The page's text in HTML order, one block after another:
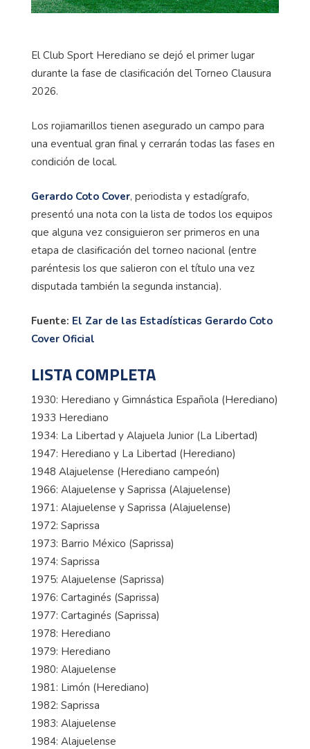
El Club Sport Herediano se dejó el primer lugar
durante la fase de clasificación del Torneo Clausura
2026.
Los rojiamarillos tienen asegurado un campo para
una eventual gran final y cerrarán todas las fases en
condición de local.
Gerardo Coto Cover, periodista y estadígrafo,
presentó una nota con la lista de todos los equipos
que alguna vez consiguieron ser primeros en una
etapa de clasificación del torneo nacional (entre
paréntesis los que salieron con el título una vez
disputada también la segunda instancia).
Fuente: El Zar de las Estadísticas Gerardo Coto
Cover Oficial
LISTA COMPLETA
1930: Herediano y Gimnástica Española (Herediano)
1933 Herediano
1934: La Libertad y Alajuela Junior (La Libertad)
1947: Herediano y La Libertad (Herediano)
1948 Alajuelense (Herediano campeón)
1966: Alajuelense y Saprissa (Alajuelense)
1971: Alajuelense y Saprissa (Alajuelense)
1972: Saprissa
1973: Barrio México (Saprissa)
1974: Saprissa
1975: Alajuelense (Saprissa)
1976: Cartaginés (Saprissa)
1977: Cartaginés (Saprissa)
1978: Herediano
1979: Herediano
1980: Alajuelense
1981: Limón (Herediano)
1982: Saprissa
1983: Alajuelense
1984: Alajuelense